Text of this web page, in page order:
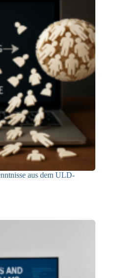
aus dem ULD-